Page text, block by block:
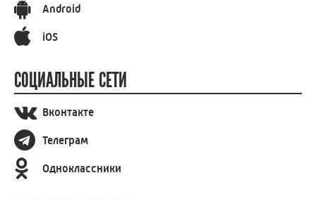
Android
iOS
СОЦИАЛЬНЫЕ СЕТИ
Вконтакте
Телеграм
Одноклассники